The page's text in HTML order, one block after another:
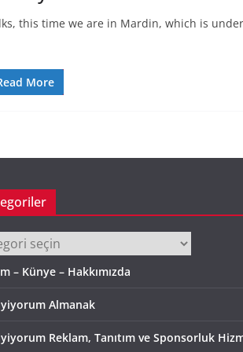
this time we are in Mardin, which is
More
– Künye – Hakkımızda
Almanak
Reklam, Tanıtım ve Sponsorluk